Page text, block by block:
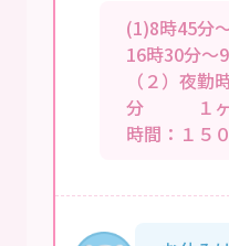
(1)8時45分
16時30分～
（２）夜勤
分 １ヶ
時間：１５